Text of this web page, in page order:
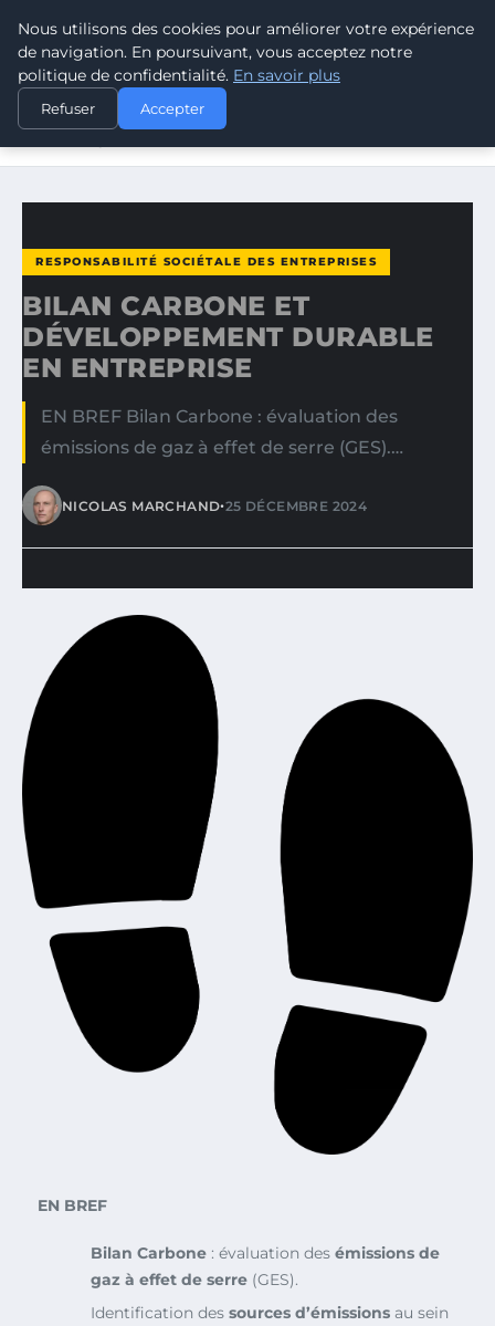
CLIMATE RESPONSE BLOG
ACCUEIL
RESPONSABILITÉ SOCIÉTALE DES ENTREPRISES
BILAN CARBONE ET DÉVELOPPEMENT DURABLE EN
RESPONSABILITÉ SOCIÉTALE DES ENTREPRISES
BILAN CARBONE ET
DÉVELOPPEMENT DURABLE
EN ENTREPRISE
EN BREF Bilan Carbone : évaluation des
émissions de gaz à effet de serre (GES).…
NICOLAS MARCHAND•25 DÉCEMBRE 2024
EN BREF
Bilan Carbone : évaluation des émissions de
gaz à effet de serre (GES).
Identification des sources d’émissions au sein
Nous utilisons des cookies pour améliorer votre expérience
de navigation. En poursuivant, vous acceptez notre
politique de confidentialité. En savoir plus
Refuser Accepter